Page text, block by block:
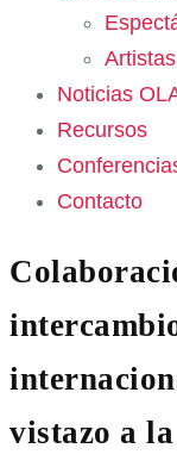
Artistas
Noticias
Recursos
Contacto
vistazo a